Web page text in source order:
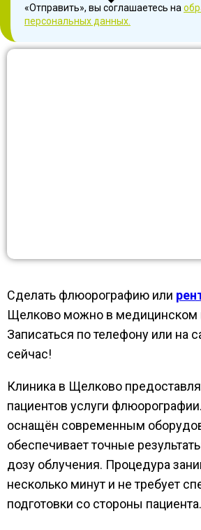
«Отправить», вы соглашаетесь на
персональных данных.
Сделать флюорографию или
Щелково можно в медицинском
Записаться по телефону или на
сейчас!
Клиника в Щелково
пациентов услуги
оснащён современным
обеспечивает точные
дозу облучения. Процедура
несколько минут и не требует
подготовки со стороны пациента.